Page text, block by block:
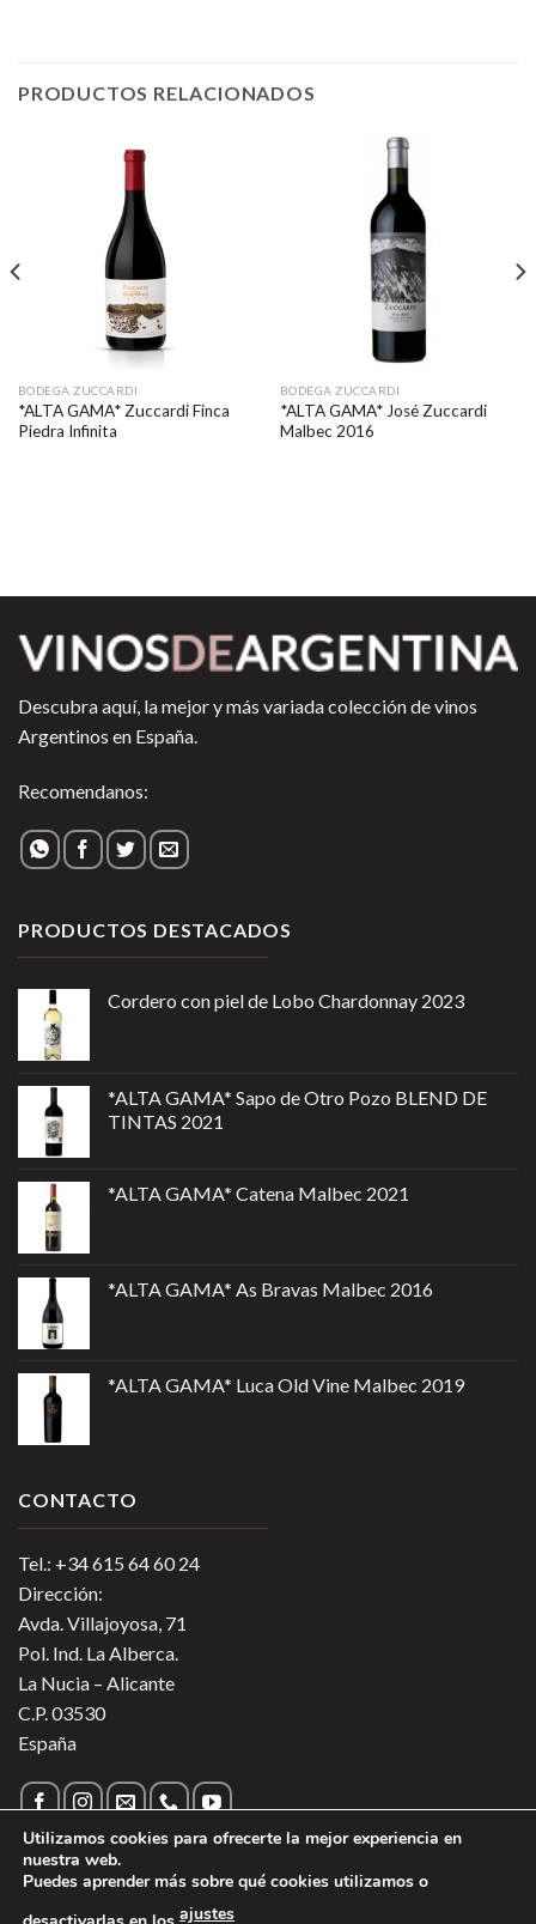
PRODUCTOS RELACIONADOS
BODEGA ZUCCARDI
*ALTA GAMA* Zuccardi Finca
Piedra Infinita
BODEGA ZUCCARDI
*ALTA GAMA* José Zuccardi
Malbec 2016
Descubra aquí, la mejor y más variada colección de vinos
Argentinos en España.
Recomendanos:
PRODUCTOS DESTACADOS
Cordero con piel de Lobo Chardonnay 2023
*ALTA GAMA* Sapo de Otro Pozo BLEND DE
TINTAS 2021
*ALTA GAMA* Catena Malbec 2021
*ALTA GAMA* As Bravas Malbec 2016
*ALTA GAMA* Luca Old Vine Malbec 2019
CONTACTO
Tel.: +34 615 64 60 24
Dirección:
Avda. Villajoyosa, 71
Pol. Ind. La Alberca.
La Nucia – Alicante
C.P. 03530
España
Utilizamos cookies para ofrecerte la mejor experiencia en
nuestra web.
Puedes aprender más sobre qué cookies utilizamos o
ajustes